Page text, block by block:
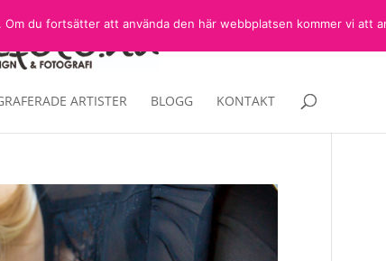
ARTISTER BLOGG KONTAKT
du fortsätter att använda den här webbplatsen kommer vi att